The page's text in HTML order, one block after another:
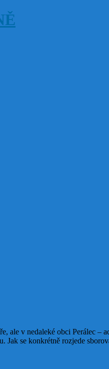
ale v nedaleké obci Perálec –
Jak se konkrétně rozjede